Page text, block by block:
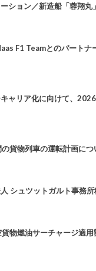
ション／新造船「蓉翔丸
F1 Teamとのパートナ
キャリア化に向けて、
貨物列車の運転計画につ
シュツットガルト事務
物燃油サーチャージ適